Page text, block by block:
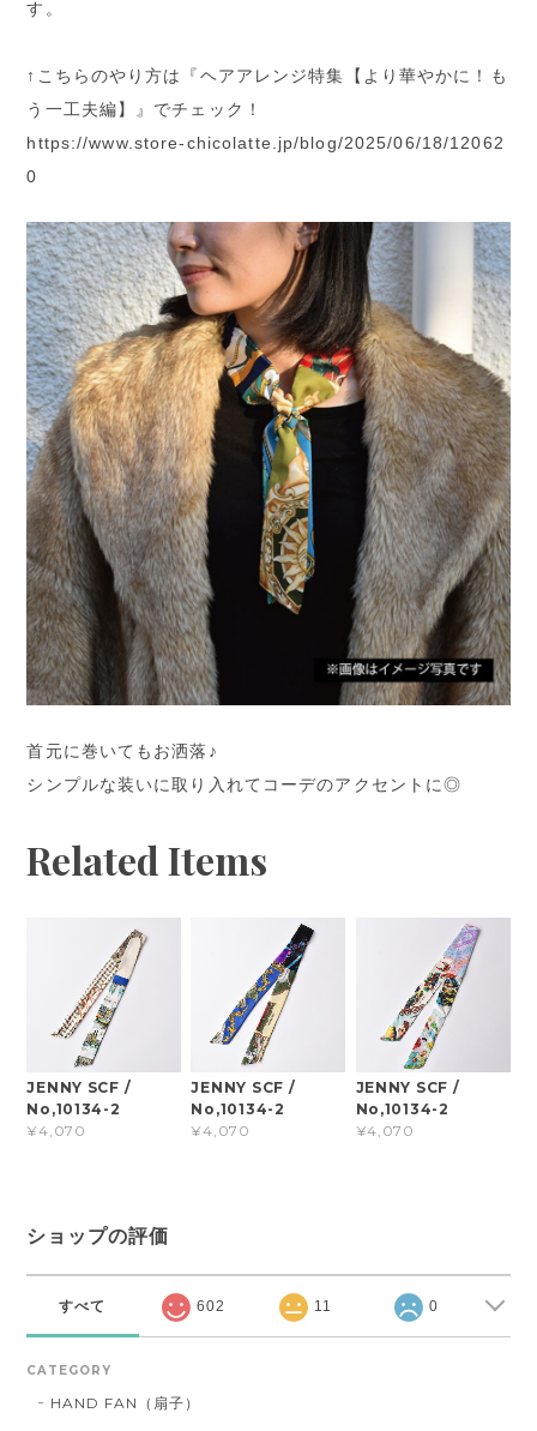
す。
↑こちらのやり方は『ヘアアレンジ特集【より華やかに！も
う一工夫編】』でチェック！
https://www.store-chicolatte.jp/blog/2025/06/18/12062
0
首元に巻いてもお洒落♪
シンプルな装いに取り入れてコーデのアクセントに◎
Related Items
JENNY SCF /
No,10134-2
¥4,070
JENNY SCF /
No,10134-2
¥4,070
JENNY SCF /
No,10134-2
¥4,070
ショップの評価
すべて 602 11 0
CATEGORY
HAND FAN（扇子）